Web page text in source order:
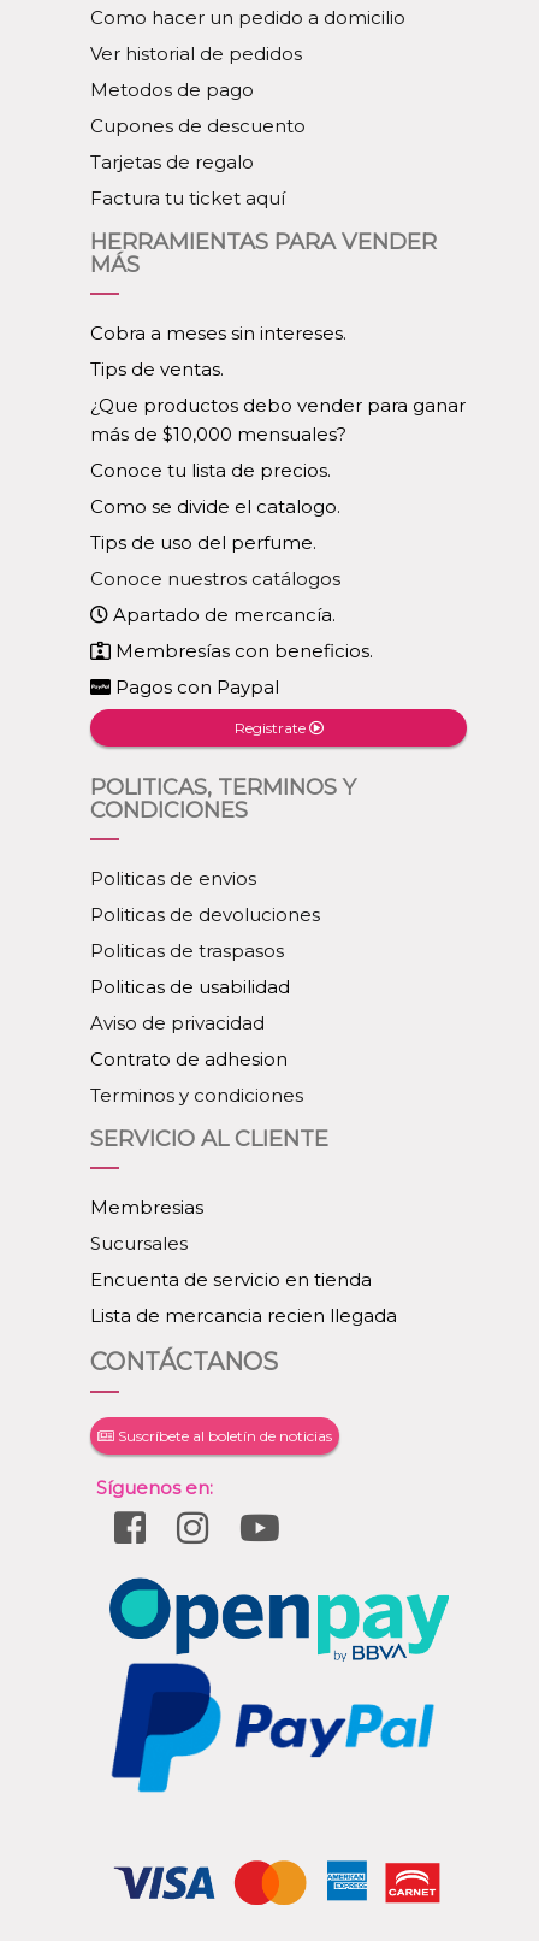
Como hacer un pedido a domicilio
Ver historial de pedidos
Metodos de pago
Cupones de descuento
Tarjetas de regalo
Factura tu ticket aquí
HERRAMIENTAS PARA VENDER
MÁS
Cobra a meses sin intereses.
Tips de ventas.
¿Que productos debo vender para ganar
más de $10,000 mensuales?
Conoce tu lista de precios.
Como se divide el catalogo.
Tips de uso del perfume.
Conoce nuestros catálogos
Apartado de mercancía.
Membresías con beneficios.
Pagos con Paypal
Registrate
POLITICAS, TERMINOS Y
CONDICIONES
Politicas de envios
Politicas de devoluciones
Politicas de traspasos
Politicas de usabilidad
Aviso de privacidad
Contrato de adhesion
Terminos y condiciones
SERVICIO AL CLIENTE
Membresias
Sucursales
Encuenta de servicio en tienda
Lista de mercancia recien llegada
CONTÁCTANOS
Suscríbete al boletín de noticias
Síguenos en: